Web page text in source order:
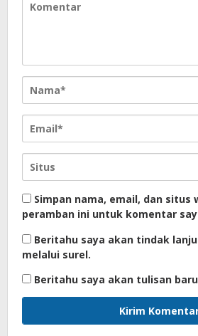
Simpan nama, email, dan situs
peramban ini untuk komentar
Beritahu saya akan tindak
melalui surel.
Beritahu saya akan tulisan